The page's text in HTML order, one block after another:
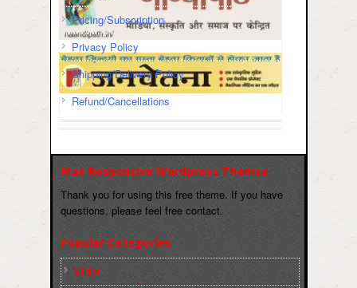
Pricing/Subscription
Privacy Policy
Shipping/Delivery Policy
Refund/Cancellations
Max Responsive Wordpress Themse
Thank you for using this free theme. If you have
questions, please feel free contact.
Popular Categories
Slider